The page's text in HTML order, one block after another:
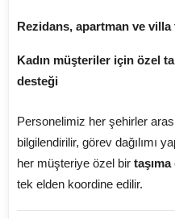
Rezidans, apartman ve villa
Kadın müşteriler için özel
desteği
Personelimiz her şehirler
bilgilendirilir, görev dağılımı
her müşteriye özel bir taşıma
tek elden koordine edilir.